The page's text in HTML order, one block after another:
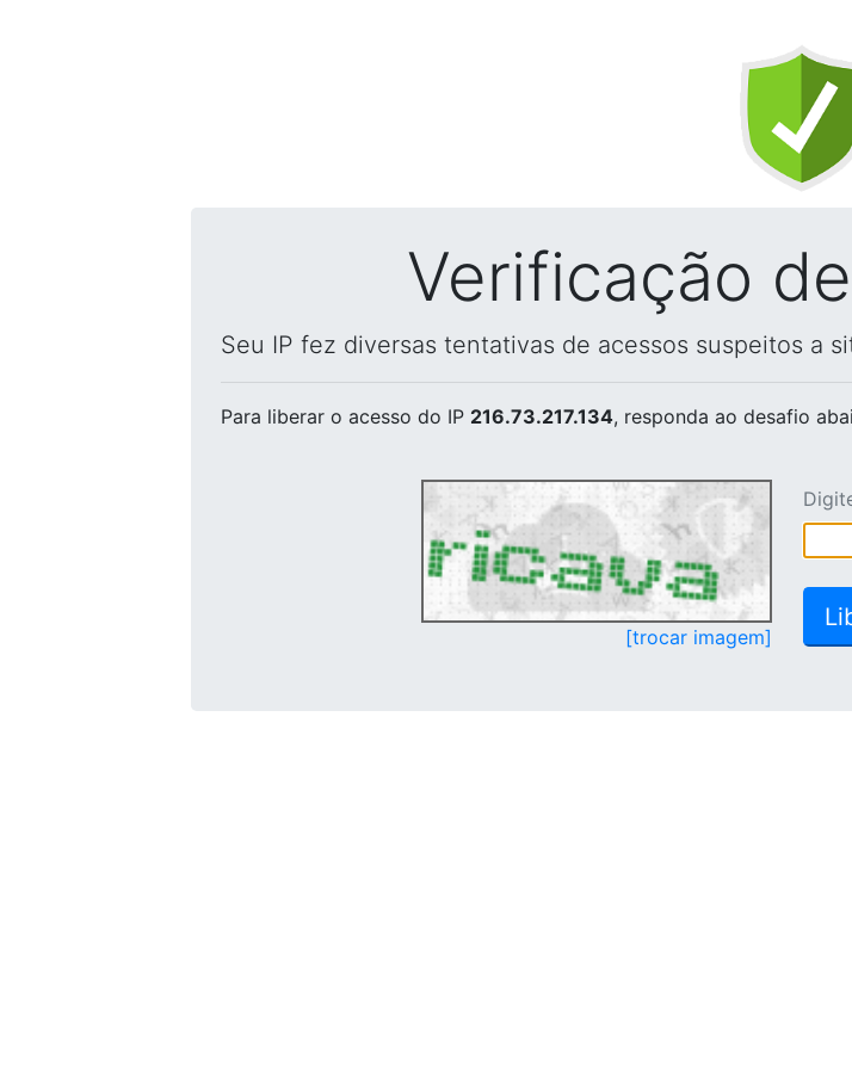
Verificação
Seu IP fez diversas tentativas de acessos suspeitos a
Para liberar o acesso do IP 216.73.217.134, responda ao desafio
[trocar imagem]